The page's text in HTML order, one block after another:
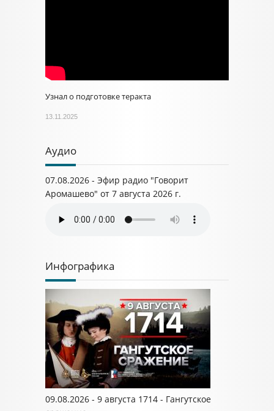
Узнал о подготовке теракта
13.11.2025
Аудио
07.08.2026 - Эфир радио "Говорит
Аромашево" от 7 августа 2026 г.
Инфографика
09.08.2026 - 9 августа 1714 - Гангутское